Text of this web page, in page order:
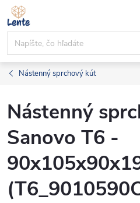
Prejsť
na
obsah
Nástenný sprchový kút
Nástenný
Sanovo T6 -